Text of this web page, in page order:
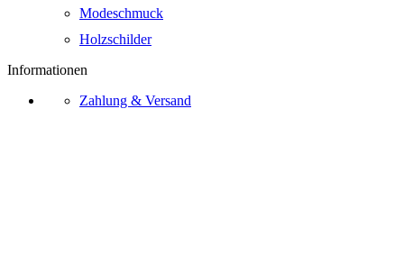
Modeschmuck
Holzschilder
Informationen
Zahlung & Versand